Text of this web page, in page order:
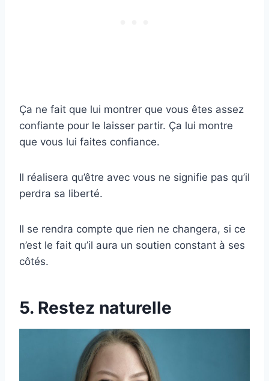
Ça ne fait que lui montrer que vous êtes assez
confiante pour le laisser partir. Ça lui montre
que vous lui faites confiance.
Il réalisera qu’être avec vous ne signifie pas qu’il
perdra sa liberté.
Il se rendra compte que rien ne changera, si ce
n’est le fait qu’il aura un soutien constant à ses
côtés.
5. Restez naturelle